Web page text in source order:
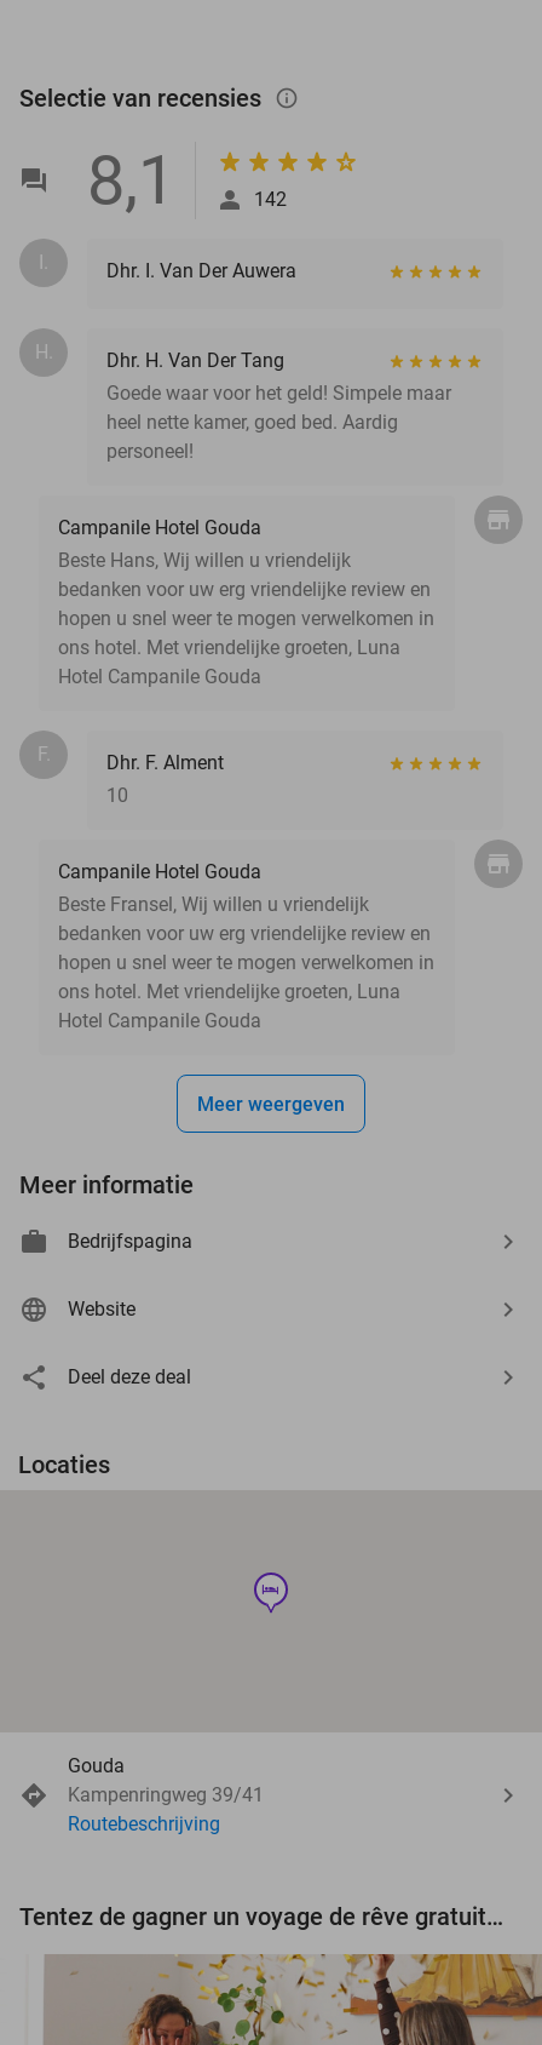
Selectie van recensies info_outlined
8,1 142
I. Dhr. I. Van Der Auwera
H.
Dhr. H. Van Der Tang
Goede waar voor het geld! Simpele maar
heel nette kamer, goed bed. Aardig
personeel!
Campanile Hotel Gouda
Beste Hans, Wij willen u vriendelijk
bedanken voor uw erg vriendelijke review en
hopen u snel weer te mogen verwelkomen in
ons hotel. Met vriendelijke groeten, Luna
Hotel Campanile Gouda
F.
Dhr. F. Alment
10
Campanile Hotel Gouda
Beste Fransel, Wij willen u vriendelijk
bedanken voor uw erg vriendelijke review en
hopen u snel weer te mogen verwelkomen in
ons hotel. Met vriendelijke groeten, Luna
Hotel Campanile Gouda
Meer weergeven
Meer informatie
Bedrijfspagina
Website
Deel deze deal
Locaties
hotel
Gouda
Kampenringweg 39/41
Routebeschrijving
Tentez de gagner un voyage de rêve gratuit d'une valeur de 3.000 € !